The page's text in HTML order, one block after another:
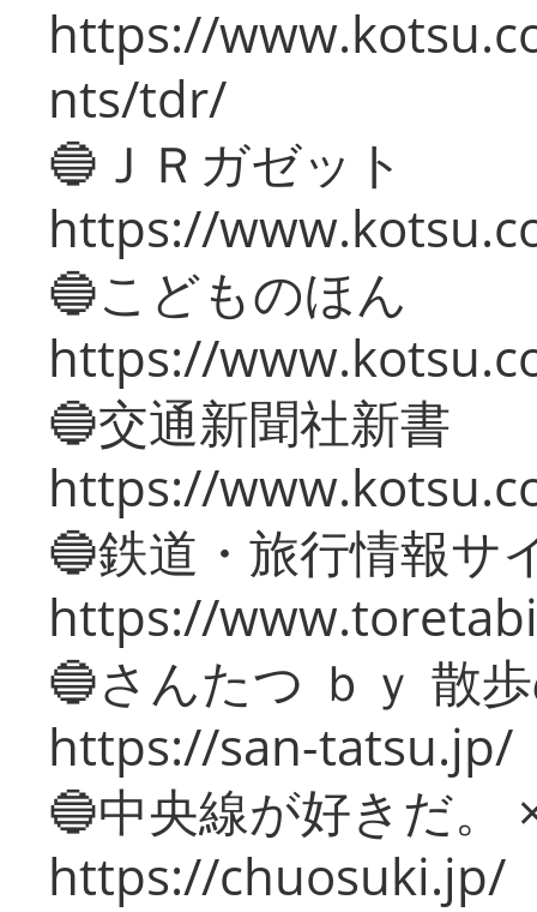
https://
nts/tdr/
🔵ＪＲガゼット
https://
🔵こどものほん
https://
🔵交通新聞社新書
https://
🔵鉄道・旅行情報サ
https://
🔵さんたつ ｂｙ 散
https://san-tatsu.jp/
🔵中央線が好きだ。
https://chuosuki.jp/